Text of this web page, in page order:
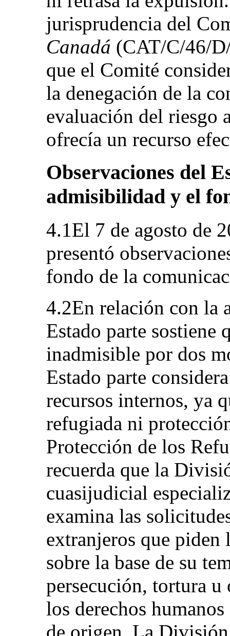
jurisprudencia del
Canadá (CAT/C/46/
que el Comité
la denegación de la
evaluación del riesgo
ofrecía un recurso
Observaciones del
admisibilidad y el
4.1El 7 de agosto de
presentó
fondo de la
4.2En relación con la
Estado parte sostiene
inadmisible por dos
Estado parte
recursos internos, ya
refugiada ni
Protección de los
recuerda que la
cuasijudicial
examina las
extranjeros que piden
sobre la base de su
persecución, tortura u
los derechos